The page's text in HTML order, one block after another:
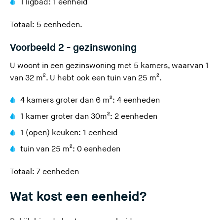
1 ligbad: 1 eenheid
Totaal: 5 eenheden.
Voorbeeld 2 - gezinswoning
U woont in een gezinswoning met 5 kamers, waarvan 1
van 32 m². U hebt ook een tuin van 25 m².
4 kamers groter dan 6 m²: 4 eenheden
1 kamer groter dan 30m²: 2 eenheden
1 (open) keuken: 1 eenheid
tuin van 25 m²: 0 eenheden
Totaal: 7 eenheden
Wat kost een eenheid?